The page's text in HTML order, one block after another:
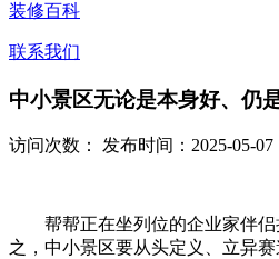
装修百科
联系我们
中小景区无论是本身好、仍
访问次数： 发布时间：2025-05-07
帮帮正在坐列位的企业家伴侣
之，中小景区要从头定义、立异